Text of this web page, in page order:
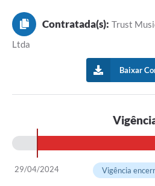
OuvidoriaContratada(s): Trust
Ltda
Baixar
29/04/2024 Vigência